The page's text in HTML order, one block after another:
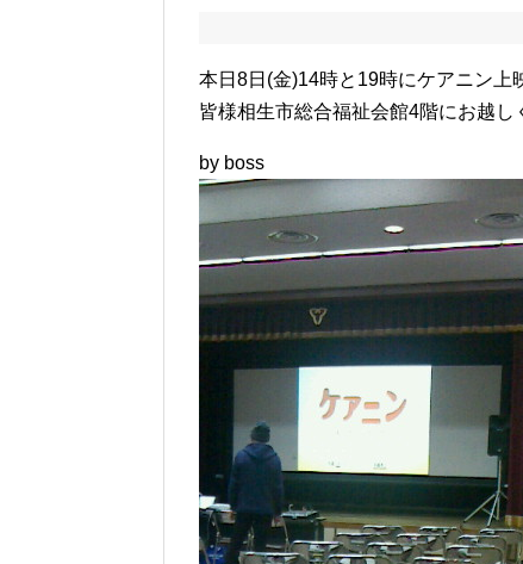
本日8日(金)14時と19時にケアニン上
皆様相生市総合福祉会館4階にお越し
by boss